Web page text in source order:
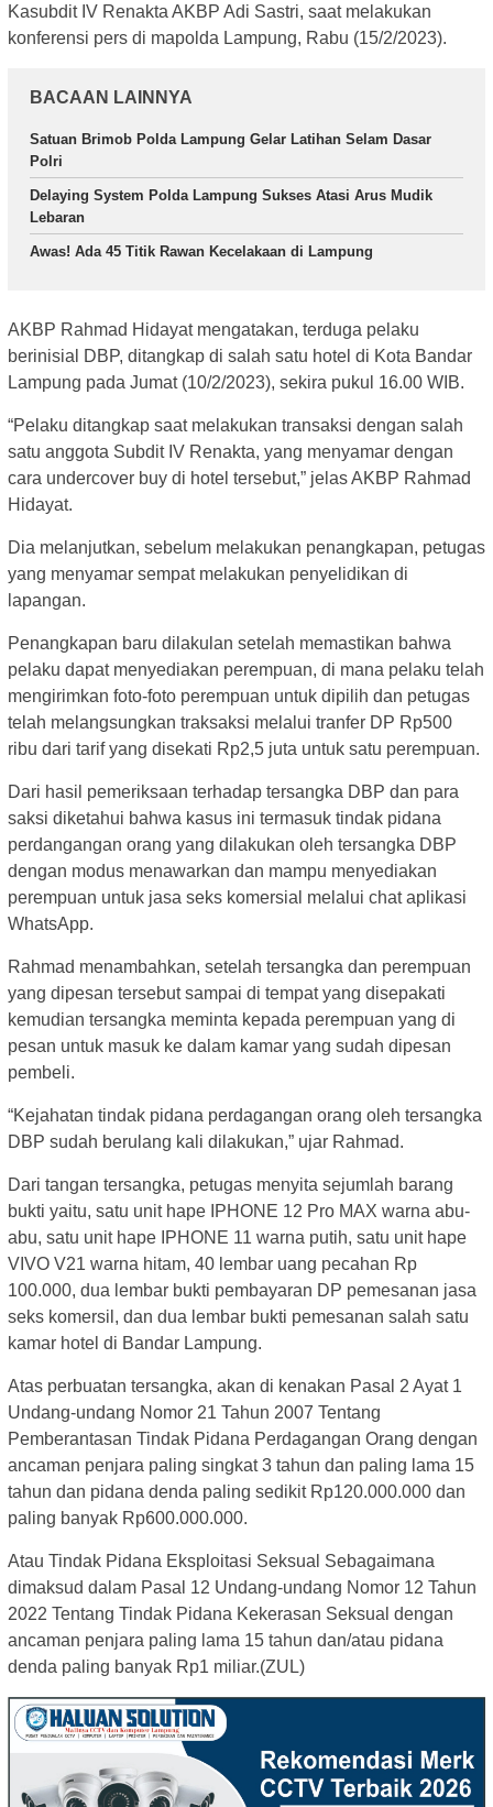
Kasubdit IV Renakta AKBP Adi Sastri, saat melakukan
konferensi pers di mapolda Lampung, Rabu (15/2/2023).
BACAAN LAINNYA
Satuan Brimob Polda Lampung Gelar Latihan Selam Dasar
Polri
Delaying System Polda Lampung Sukses Atasi Arus Mudik
Lebaran
Awas! Ada 45 Titik Rawan Kecelakaan di Lampung
AKBP Rahmad Hidayat mengatakan, terduga pelaku
berinisial DBP, ditangkap di salah satu hotel di Kota Bandar
Lampung pada Jumat (10/2/2023), sekira pukul 16.00 WIB.
“Pelaku ditangkap saat melakukan transaksi dengan salah
satu anggota Subdit IV Renakta, yang menyamar dengan
cara undercover buy di hotel tersebut,” jelas AKBP Rahmad
Hidayat.
Dia melanjutkan, sebelum melakukan penangkapan, petugas
yang menyamar sempat melakukan penyelidikan di
lapangan.
Penangkapan baru dilakulan setelah memastikan bahwa
pelaku dapat menyediakan perempuan, di mana pelaku telah
mengirimkan foto-foto perempuan untuk dipilih dan petugas
telah melangsungkan traksaksi melalui tranfer DP Rp500
ribu dari tarif yang disekati Rp2,5 juta untuk satu perempuan.
Dari hasil pemeriksaan terhadap tersangka DBP dan para
saksi diketahui bahwa kasus ini termasuk tindak pidana
perdangangan orang yang dilakukan oleh tersangka DBP
dengan modus menawarkan dan mampu menyediakan
perempuan untuk jasa seks komersial melalui chat aplikasi
WhatsApp.
Rahmad menambahkan, setelah tersangka dan perempuan
yang dipesan tersebut sampai di tempat yang disepakati
kemudian tersangka meminta kepada perempuan yang di
pesan untuk masuk ke dalam kamar yang sudah dipesan
pembeli.
“Kejahatan tindak pidana perdagangan orang oleh tersangka
DBP sudah berulang kali dilakukan,” ujar Rahmad.
Dari tangan tersangka, petugas menyita sejumlah barang
bukti yaitu, satu unit hape IPHONE 12 Pro MAX warna abu-
abu, satu unit hape IPHONE 11 warna putih, satu unit hape
VIVO V21 warna hitam, 40 lembar uang pecahan Rp
100.000, dua lembar bukti pembayaran DP pemesanan jasa
seks komersil, dan dua lembar bukti pemesanan salah satu
kamar hotel di Bandar Lampung.
Atas perbuatan tersangka, akan di kenakan Pasal 2 Ayat 1
Undang-undang Nomor 21 Tahun 2007 Tentang
Pemberantasan Tindak Pidana Perdagangan Orang dengan
ancaman penjara paling singkat 3 tahun dan paling lama 15
tahun dan pidana denda paling sedikit Rp120.000.000 dan
paling banyak Rp600.000.000.
Atau Tindak Pidana Eksploitasi Seksual Sebagaimana
dimaksud dalam Pasal 12 Undang-undang Nomor 12 Tahun
2022 Tentang Tindak Pidana Kekerasan Seksual dengan
ancaman penjara paling lama 15 tahun dan/atau pidana
denda paling banyak Rp1 miliar.(ZUL)